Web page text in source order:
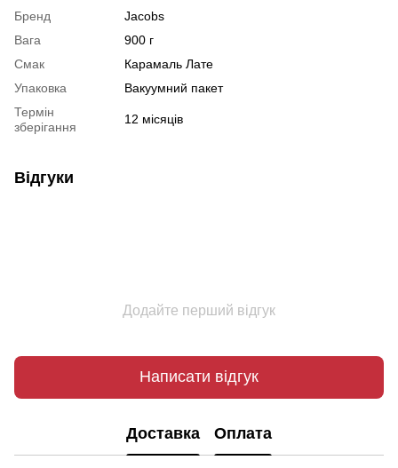
Бренд
Jacobs
Вага
900 г
Смак
Карамаль Лате
Упаковка
Вакуумний пакет
Термін
зберігання
12 місяців
Відгуки
Додайте перший відгук
Написати відгук
Доставка Оплата